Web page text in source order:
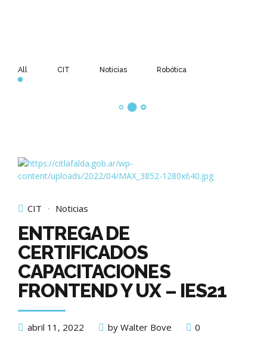
All CIT Noticias Robótica
CIT Noticias
ENTREGA DE
CERTIFICADOS
CAPACITACIONES
FRONTEND Y UX – IES21
abril 11, 2022 by Walter Bove 0